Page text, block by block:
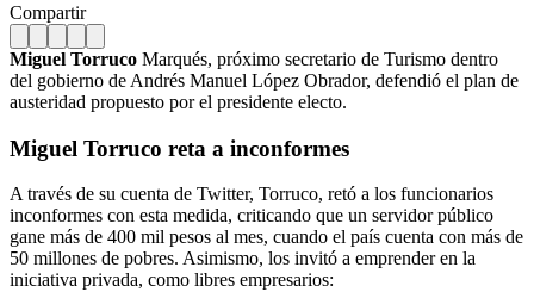
Compartir
Miguel Torruco Marqués, próximo secretario de Turismo dentro
del gobierno de Andrés Manuel López Obrador, defendió el plan de
austeridad propuesto por el presidente electo.
Miguel Torruco reta a inconformes
A través de su cuenta de Twitter, Torruco, retó a los funcionarios
inconformes con esta medida, criticando que un servidor público
gane más de 400 mil pesos al mes, cuando el país cuenta con más de
50 millones de pobres. Asimismo, los invitó a emprender en la
iniciativa privada, como libres empresarios: